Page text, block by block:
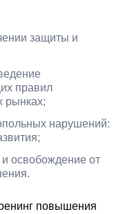
защиты и
правил
рынках;
нарушений:
и освобождение от
повышения